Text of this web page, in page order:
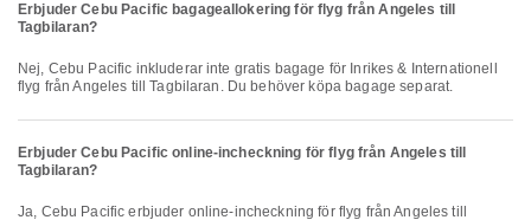
Erbjuder Cebu Pacific bagageallokering för flyg från Angeles till
Tagbilaran?
Nej, Cebu Pacific inkluderar inte gratis bagage för Inrikes & Internationell
flyg från Angeles till Tagbilaran. Du behöver köpa bagage separat.
Erbjuder Cebu Pacific online-incheckning för flyg från Angeles till
Tagbilaran?
Ja, Cebu Pacific erbjuder online-incheckning för flyg från Angeles till